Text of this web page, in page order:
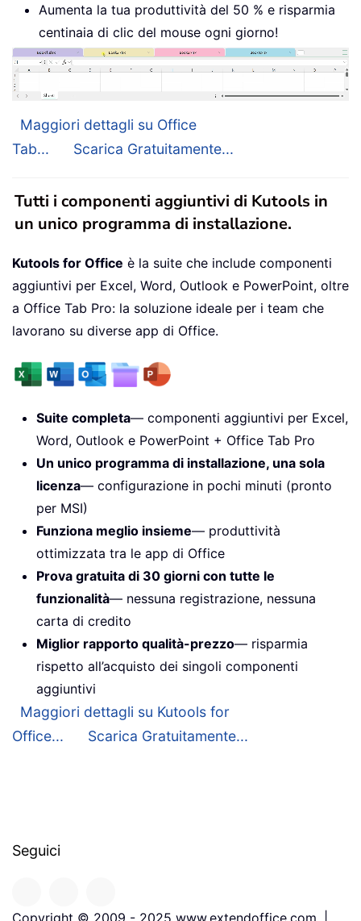
Aumenta la tua produttività del 50 % e risparmia
centinaia di clic del mouse ogni giorno!
Maggiori dettagli su Office
Tab...
Scarica Gratuitamente...
Tutti i componenti aggiuntivi di Kutools in
un unico programma di installazione.
Kutools for Office è la suite che include componenti
aggiuntivi per Excel, Word, Outlook e PowerPoint, oltre
a Office Tab Pro: la soluzione ideale per i team che
lavorano su diverse app di Office.
Suite completa— componenti aggiuntivi per Excel,
Word, Outlook e PowerPoint + Office Tab Pro
Un unico programma di installazione, una sola
licenza— configurazione in pochi minuti (pronto
per MSI)
Funziona meglio insieme— produttività
ottimizzata tra le app di Office
Prova gratuita di 30 giorni con tutte le
funzionalità— nessuna registrazione, nessuna
carta di credito
Miglior rapporto qualità-prezzo— risparmia
rispetto all’acquisto dei singoli componenti
aggiuntivi
Maggiori dettagli su Kutools for
Office...
Scarica Gratuitamente...
Seguici
Copyright © 2009 - 2025 www.extendoffice.com. |